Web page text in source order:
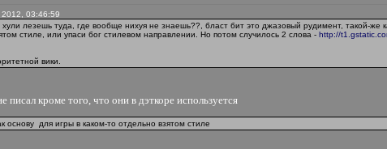
03:46:59
лезешь туда, где вообще нихуя не знаешь??, бласт бит это джазовый рудимент, такой-же
стиле, или упаси бог стилевом направлении. Но потом случилось 2 слова - http://
вики.
писал кроме того, что они в дэткоре используется
основу для игры в каком-то отдельно взятом стиле